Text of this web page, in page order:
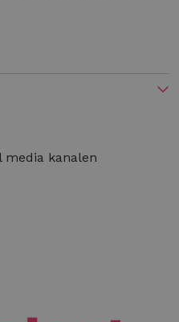
media kanalen